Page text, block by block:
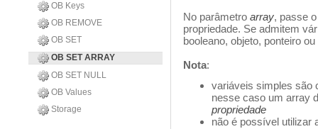
OB Keys
OB REMOVE
OB SET
OB SET ARRAY
OB SET NULL
OB Values
Storage
No parâmetro array, passe
propriedade. Se admitem
booleano, objeto, ponteiro
Nota:
variáveis simples são
nesse caso um array
propriedade
não é possível utilizar